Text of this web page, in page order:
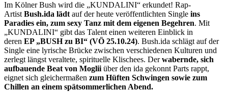
Im Kölner Bush wird die „KUNDALINI“ erkundet! Rap-
ArtistBush.ida lädtauf der heute veröffentlichten Single ins
Paradies ein, zum sexy Tanz mit dem eigenen Begehren. Mit
„KUNDALINI“ gibt das Talent einen weiteren Einblick in
deren EP „BUSH zu BI“ (VÖ 25.10.24). Bush.ida schlägt auf der
Single eine lyrische Brücke zwischen verschiedenen Kulturen und
zerlegt längst veraltete, spirituelle Klischees. Derwabernde, sich
aufbauende Beat von Mogliiüber den ida gekonnt Parts rappt,
eignet sich gleichermaßen zum Hüften Schwingen sowie zum
Chillen an einem spätsommerlichen Abend.